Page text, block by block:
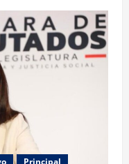
Principal